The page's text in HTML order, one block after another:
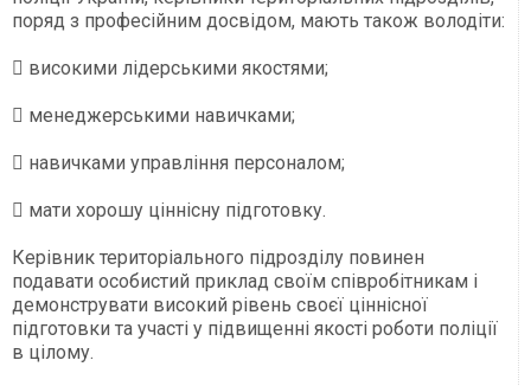
поряд з професійним досвідом, мають також володіти:
 високими лідерськими якостями;
 менеджерськими навичками;
 навичками управління персоналом;
 мати хорошу ціннісну підготовку.
Керівник територіального підрозділу повинен
подавати особистий приклад своїм співробітникам і
демонструвати високий рівень своєї ціннісної
підготовки та участі у підвищенні якості роботи поліції
в цілому.